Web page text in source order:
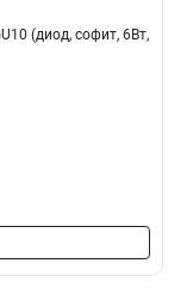
(диод, софит, 6Вт,